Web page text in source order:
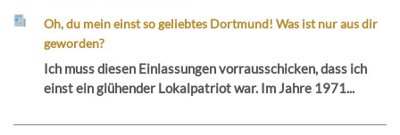
Oh, du mein einst so geliebtes Dortmund! Was ist nur aus dir
geworden?
Ich muss diesen Einlassungen vorrausschicken, dass ich
einst ein glühender Lokalpatriot war. Im Jahre 1971...